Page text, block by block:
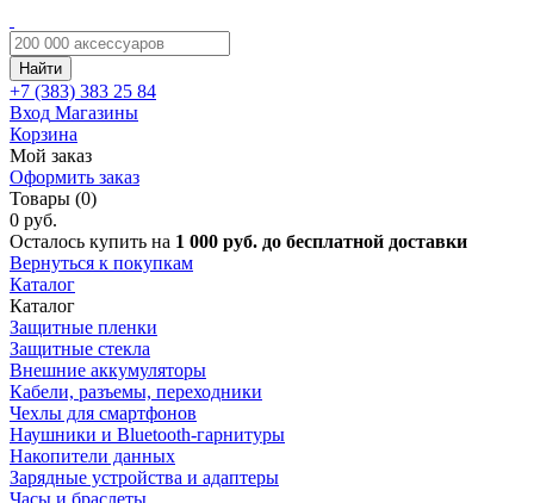
Найти
+7 (383) 383 25 84
Вход Магазины
Корзина
Мой заказ
Оформить заказ
Товары (0)
0 руб.
Осталось купить на 1 000 руб. до бесплатной доставки
Вернуться к покупкам
Каталог
Каталог
Защитные пленки
Защитные стекла
Внешние аккумуляторы
Кабели, разъемы, переходники
Чехлы для смартфонов
Наушники и Bluetooth-гарнитуры
Накопители данных
Зарядные устройства и адаптеры
Часы и браслеты